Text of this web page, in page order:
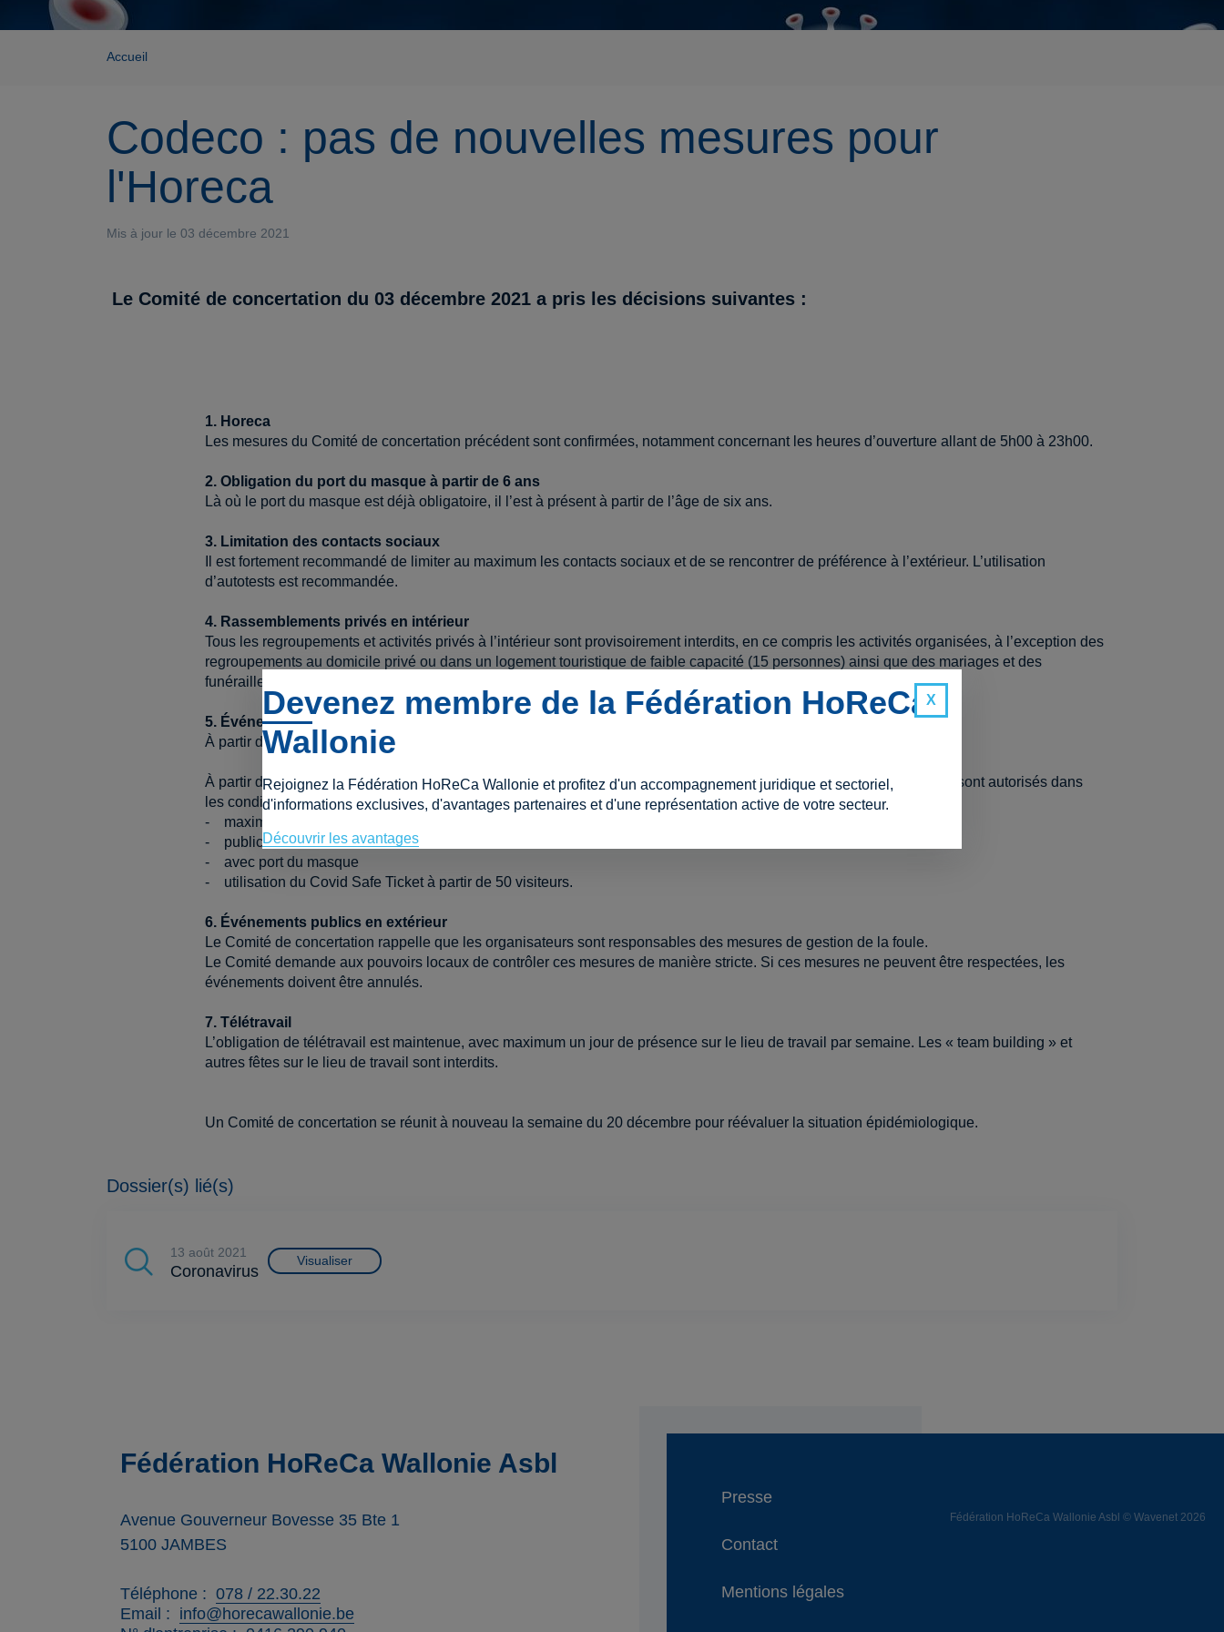
Accueil
Codeco : pas de nouvelles mesures pour
l'Horeca
Mis à jour le 03 décembre 2021
Le Comité de concertation du 03 décembre 2021 a pris les décisions suivantes :
1. Horeca
Les mesures du Comité de concertation précédent sont confirmées, notamment concernant les heures d’ouverture allant de 5h00 à 23h00.
2. Obligation du port du masque à partir de 6 ans
Là où le port du masque est déjà obligatoire, il l’est à présent à partir de l’âge de six ans.
3. Limitation des contacts sociaux
Il est fortement recommandé de limiter au maximum les contacts sociaux et de se rencontrer de préférence à l’extérieur. L’utilisation
d’autotests est recommandée.
4. Rassemblements privés en intérieur
Tous les regroupements et activités privés à l’intérieur sont provisoirement interdits, en ce compris les activités organisées, à l’exception des
regroupements au domicile privé ou dans un logement touristique de faible capacité (15 personnes) ainsi que des mariages et des
funérailles.
5. Événements publics en intérieur
À partir du samedi 4 décembre, les événements rassemblant plus de 4.000 personnes ne peuvent plus avoir lieu.
À partir du lundi 6 décembre, les événements, représentations culturelles et autres, ainsi que les congrès à l’intérieur sont autorisés dans
les conditions suivantes :
- maximum 200 visiteurs
- public assis
- avec port du masque
- utilisation du Covid Safe Ticket à partir de 50 visiteurs.
6. Événements publics en extérieur
Le Comité de concertation rappelle que les organisateurs sont responsables des mesures de gestion de la foule.
Le Comité demande aux pouvoirs locaux de contrôler ces mesures de manière stricte. Si ces mesures ne peuvent être respectées, les
événements doivent être annulés.
7. Télétravail
L’obligation de télétravail est maintenue, avec maximum un jour de présence sur le lieu de travail par semaine. Les « team building » et
autres fêtes sur le lieu de travail sont interdits.
Un Comité de concertation se réunit à nouveau la semaine du 20 décembre pour réévaluer la situation épidémiologique.
Dossier(s) lié(s)
13 août 2021
Coronavirus
Visualiser
Fédération HoReCa Wallonie Asbl
Avenue Gouverneur Bovesse 35 Bte 1
5100 JAMBES
Téléphone
078 / 22.30.22
Email
info@horecawallonie.be
Presse
Contact
Mentions légales
Fédération HoReCa Wallonie Asbl © Wavenet 2026
Devenez membre de la Fédération HoReCa
Wallonie
Rejoignez la Fédération HoReCa Wallonie et profitez d'un accompagnement juridique et sectoriel,
d'informations exclusives, d'avantages partenaires et d'une représentation active de votre secteur.
Découvrir les avantages